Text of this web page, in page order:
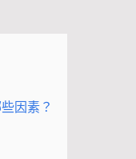
因素？